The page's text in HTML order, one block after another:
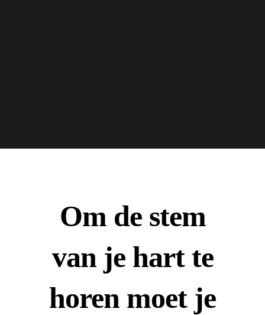
Om de stem
van je hart te
horen moet je